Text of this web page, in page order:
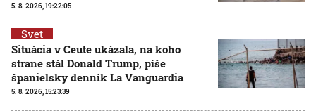
5. 8. 2026, 19:22:05
Svet
Situácia v Ceute ukázala, na koho
strane stál Donald Trump, píše
španielsky denník La Vanguardia
5. 8. 2026, 15:23:39